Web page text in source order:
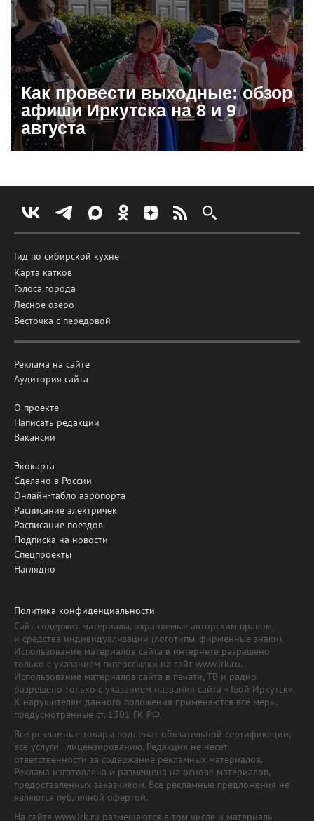
Как провести выходные: обзор
афиши Иркутска на 8 и 9
августа
Гид по сибирской кухне
Карта катков
Голоса города
Лесное озеро
Весточка с передовой
Реклама на сайте
Аудитория сайта
О проекте
Написать редакции
Вакансии
Экокарта
Сделано в России
Онлайн-табло аэропорта
Расписание электричек
Расписание поездов
Подписка на новости
Спецпроекты
Наглядно
Политика конфиденциальности
Сайт содержит материалы, охраняемые авторским правом,
и средства индивидуализации (логотипы, фирменные знаки).
Использование материалов сайта в интернете разрешено
только с указанием гиперссылки на сайт www.irk.ru.
Использование материалов сайта в печати, ТВ и радио
разрешено только с указанием названия сайта «Твой Иркутск».
К нарушителям данного положения применяются все меры,
предусмотренные ст. 1301 ГК РФ.
Все рекламные товары подлежат обязательной сертификации,
все услуги - лицензированию. Редакция не несет
ответственности за содержание рекламных материалов.
Реклама изготовлена и размещена на основе материалов,
предоставленных заказчиком. Все рекламные предложения не
являются публичной офертой.
На сайте www.irk.ru размещаются в том числе и материалы